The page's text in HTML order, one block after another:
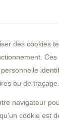
des cookies
Ces
ou de traçage.
navigateur
cookie est